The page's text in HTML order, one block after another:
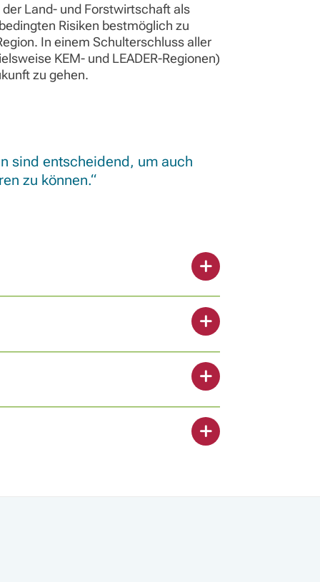
Land- und Forstwirtschaft als
Risiken bestmöglich zu
In einem Schulterschluss aller
KEM- und LEADER-Regionen)
zu gehen.
sind entscheidend, um auch
zu können.